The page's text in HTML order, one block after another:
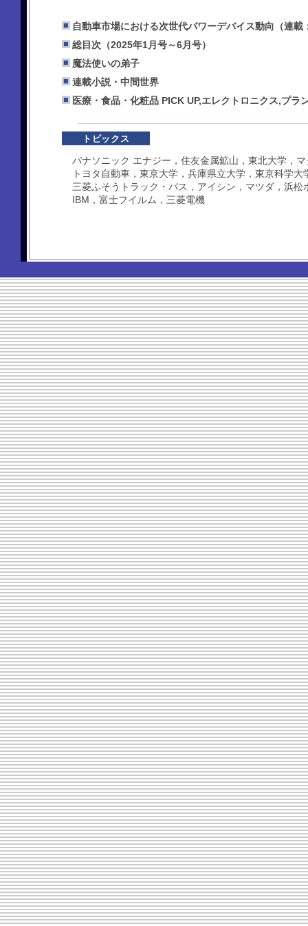
自動車市場における次世代パワーデバイス動向（連載
総目次（2025年1月号～6月号）
魔法使いの弟子
連載小説・中間世界
医療・食品・化粧品 PICK UP,エレクトロニクス,プラ
トピックス
パナソニック エナジー，住友金属鉱山，東北大学，
トヨタ自動車，東京大学，兵庫県立大学，東京科学大
三菱ふそうトラック・バス，アイシン，マツダ，浜
IBM，富士フイルム，三菱電機